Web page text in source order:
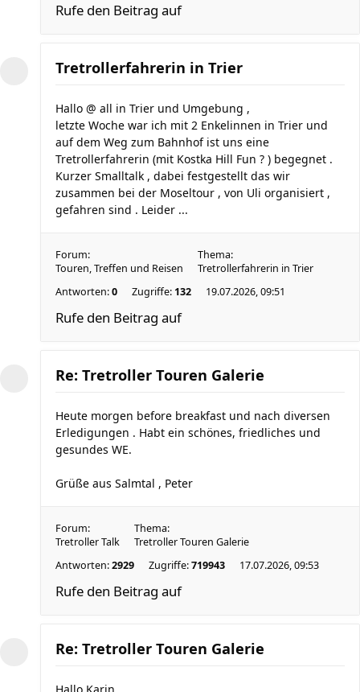
Rufe den Beitrag auf
Tretrollerfahrerin in Trier
Hallo @ all in Trier und Umgebung ,
letzte Woche war ich mit 2 Enkelinnen in Trier und
auf dem Weg zum Bahnhof ist uns eine
Tretrollerfahrerin (mit Kostka Hill Fun ? ) begegnet .
Kurzer Smalltalk , dabei festgestellt das wir
zusammen bei der Moseltour , von Uli organisiert ,
gefahren sind . Leider ...
Forum:
Touren, Treffen und Reisen
Thema:
Tretrollerfahrerin in Trier
Antworten:0 Zugriffe: 132 19.07.2026, 09:51
Rufe den Beitrag auf
Re: Tretroller Touren Galerie
Heute morgen before breakfast und nach diversen
Erledigungen . Habt ein schönes, friedliches und
gesundes WE.
Grüße aus Salmtal , Peter
Forum:
Tretroller Talk
Thema:
Tretroller Touren Galerie
Antworten:2929 Zugriffe:719943 17.07.2026, 09:53
Rufe den Beitrag auf
Re: Tretroller Touren Galerie